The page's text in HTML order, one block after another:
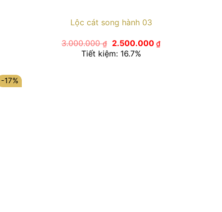
Lộc cát song hành 03
3.000.000₫
Giá
gốc
là:
2.500.000 ₫Giá
hiện
Tiết kiệm: 16.7%
-17%